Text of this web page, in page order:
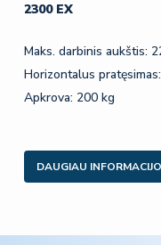
2300 EX
Maks. darbinis aukštis:
Horizontalus
Apkrova: 200 kg
DAUGIAU